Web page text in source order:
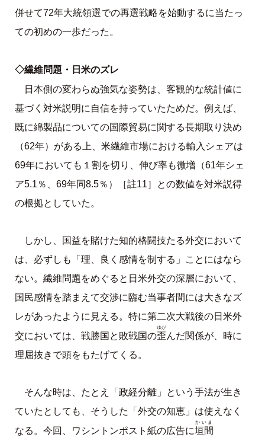
併せて72年大統領選での再選戦略を始動するに当たっ
ての初めの一歩だった。
◇繊維問題・日米のズレ
日本側の変わらぬ強気な姿勢は、客観的な統計値に
基づく対米説明に自信を持っていたためだ。例えば、
既に綿製品についての国際貿易に関する長期取り決め
（62年）がある上、米繊維市場における輸入シェアは
69年においても１割を切り、伸び率も微増（61年シェ
ア5.1％、69年同8.5％）［註11］との数値を対米説得
の根拠としていた。
しかし、国益を賭けた知的格闘技たる外交において
は、必ずしも「理、良く感情を制する」ことにはなら
ない。繊維問題をめぐると日米外交の深層において、
国民感情を踏まえて交渉に臨む当事者間には大きなズ
レがあったように見える。特に第二次大戦後の日米外
交においては、戦勝国と敗戦国の歪
ゆが
んだ関係が、時に
理屈抜きで頭をもたげてくる。
そんな時は、たとえ「政経分離」という手法が生き
ていたとしても、そうした「外交の知恵」は使えなく
なる。今回、ワシントンポスト紙の広告に垣間
かいま